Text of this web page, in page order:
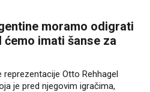
moramo odigrati
imati šanse za
reprezentacije Otto Rehhagel
je pred njegovim igračima,